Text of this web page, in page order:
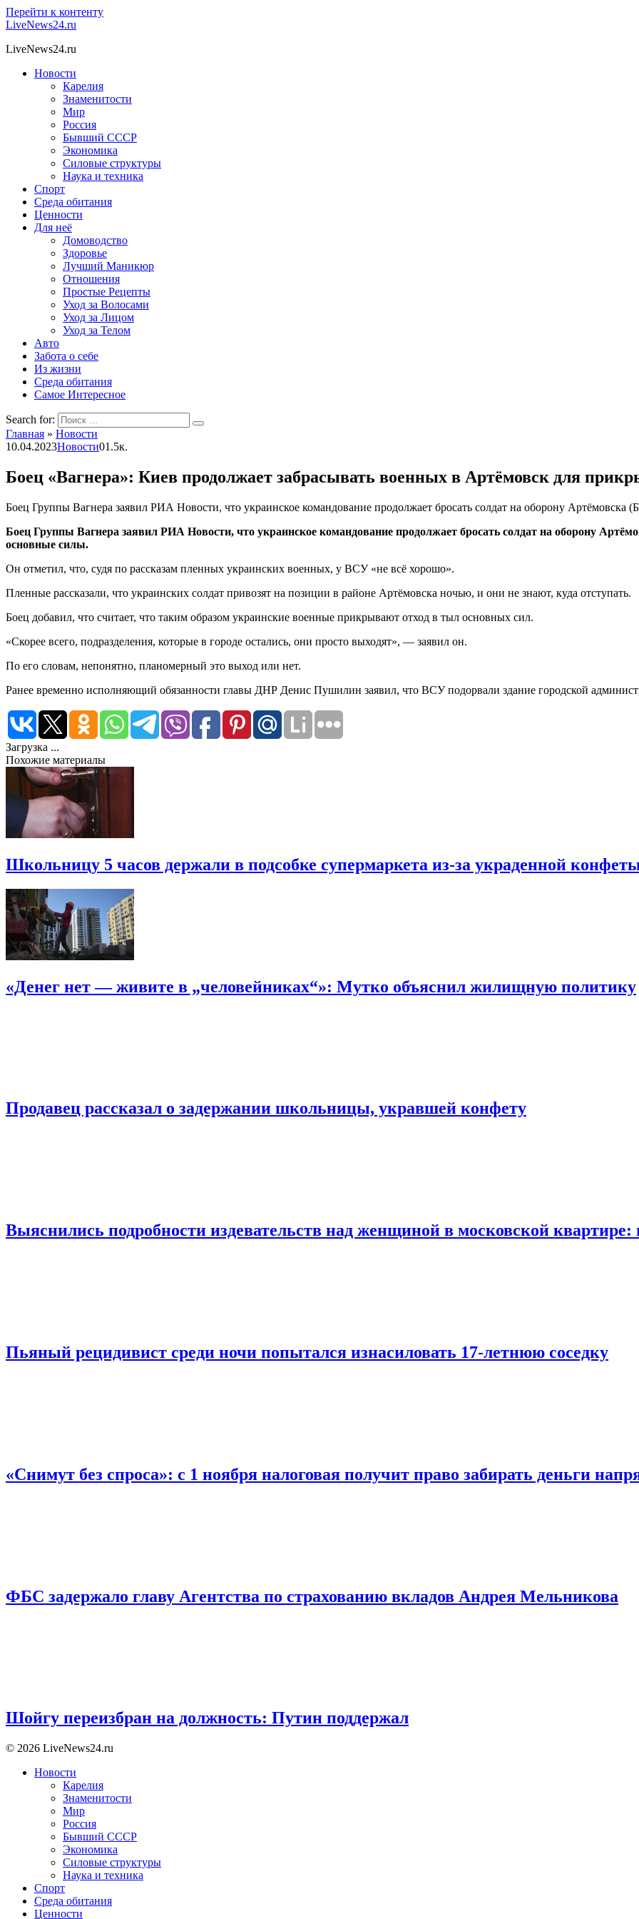
Перейти к контенту
LiveNews24.ru
LiveNews24.ru
Новости
Карелия
Знаменитости
Мир
Россия
Бывший СССР
Экономика
Силовые структуры
Наука и техника
Спорт
Среда обитания
Ценности
Для неё
Домоводство
Здоровье
Лучший Маникюр
Отношения
Простые Рецепты
Уход за Волосами
Уход за Лицом
Уход за Телом
Авто
Забота о себе
Из жизни
Среда обитания
Самое Интересное
Search for:
Главная » Новости
10.04.2023Новости01.5к.
Боец «Вагнера»: Киев продолжает забрасывать военных в Артёмовск для
Боец Группы Вагнера заявил РИА Новости, что украинское командование продолжает бросать солдат на оборону Артёмовска
Боец Группы Вагнера заявил РИА Новости, что украинское командование продолжает бросать солдат на оборону
основные силы.
Он отметил, что, судя по рассказам пленных украинских военных, у ВСУ «не всё хорошо».
Пленные рассказали, что украинских солдат привозят на позиции в районе Артёмовска ночью, и они не знают, куда отступать.
Боец добавил, что считает, что таким образом украинские военные прикрывают отход в тыл основных сил.
«Скорее всего, подразделения, которые в городе остались, они просто выходят», — заявил он.
По его словам, непонятно, планомерный это выход или нет.
Ранее временно исполняющий обязанности главы ДНР Денис Пушилин заявил, что ВСУ подорвали здание городской
Загрузка ...
Похожие материалы
Школьницу 5 часов держали в подсобке супермаркета из-за украденной
«Денег нет — живите в „человейниках“»: Мутко объяснил жилищную политику
Продавец рассказал о задержании школьницы, укравшей конфету
Выяснились подробности издевательств над женщиной в московской квартире:
Пьяный рецидивист среди ночи попытался изнасиловать 17-летнюю соседку
«Снимут без спроса»: с 1 ноября налоговая получит право забирать деньги
ФБС задержало главу Агентства по страхованию вкладов Андрея Мельникова
Шойгу переизбран на должность: Путин поддержал
© 2026 LiveNews24.ru
Новости
Карелия
Знаменитости
Мир
Россия
Бывший СССР
Экономика
Силовые структуры
Наука и техника
Спорт
Среда обитания
Ценности